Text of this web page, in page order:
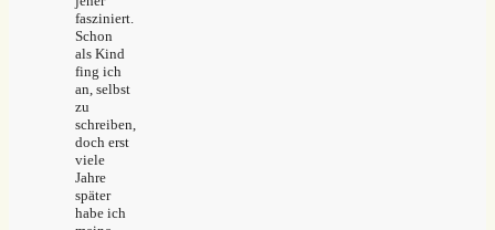
fasziniert.
Schon
als Kind
fing ich
an, selbst
zu
schreiben,
doch erst
viele
Jahre
später
habe ich